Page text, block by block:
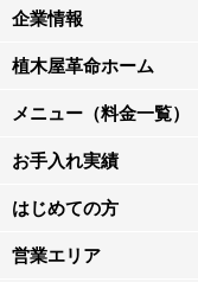
企業情報
植木屋革命ホーム
メニュー（料金一覧）
お手入れ実績
はじめての方
営業エリア